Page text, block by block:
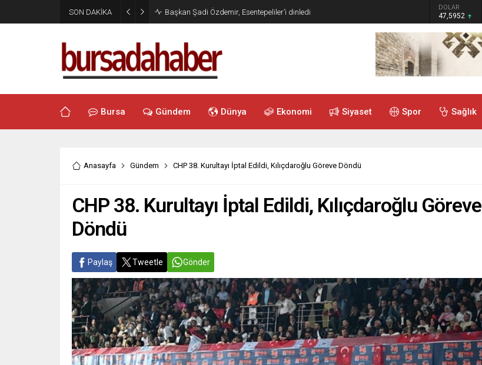
SON DAKİKA Başkan Şadi Özdemir, Esentepeliler’i dinledi DOLAR
47,5952
Bursa Gündem Dünya Ekonomi Siyaset Spor Sağlık
Anasayfa Gündem CHP 38. Kurultayı İptal Edildi, Kılıçdaroğlu Göreve Döndü
CHP 38. Kurultayı İptal Edildi, Kılıçdaroğlu Göreve
Döndü
Paylaş Tweetle Gönder